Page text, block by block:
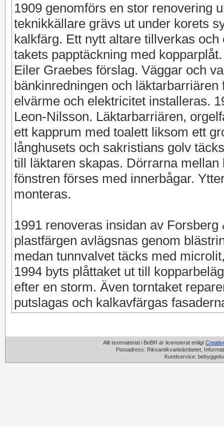
1909 genomförs en stor renovering
teknikkällare grävs ut under korets
kalkfärg. Ett nytt altare tillverkas
takets papptäckning med
Eiler Graebes förslag. Väggar och
bänkinredningen och
elvärme och elektricitet installeras.
Leon-Nilsson. Läktarbarriären,
ett kapprum med toalett liksom ett
långhusets och sakristians golv
till läktaren skapas. Dörrarna
fönstren förses med innerbågar.
monteras.
1991 renoveras insidan av
plastfärgen avlägsnas genom
medan tunnvalvet täcks med
1994 byts plåttaket ut till
efter en storm. Även torntaket
putslagas och kalkavfärgas
Allt textmaterial i BeBR är licensierat enligt
Postadress: Riksantikvarieämbetet,
Kundservice: